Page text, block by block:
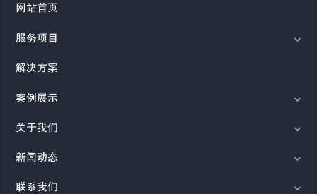
网站首页
服务项目
解决方案
案例展示
关于我们
新闻动态
联系我们